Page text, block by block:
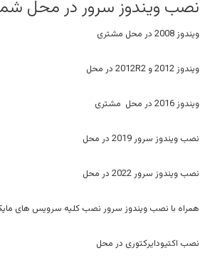
نصب ویندوز سرور در محل
ویندوز 2008 در محل مشتری
ویندوز 2012 و 2012R2 در محل
ویندوز 2016 در محل مشتری
نصب ویندوز سرور 2019 در محل
نصب ویندوز سرور 2022 در محل
همراه با نصب ویندوز سرور نصب کلیه سرویس های
نصب اکتیودایرکتوری در محل